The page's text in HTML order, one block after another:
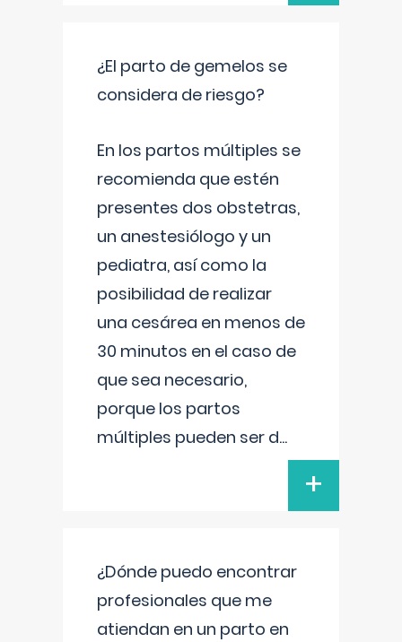
¿El parto de gemelos se
considera de riesgo?
En los partos múltiples se
recomienda que estén
presentes dos obstetras,
un anestesiólogo y un
pediatra, así como la
posibilidad de realizar
una cesárea en menos de
30 minutos en el caso de
que sea necesario,
porque los partos
múltiples pueden ser d...
+
¿Dónde puedo encontrar
profesionales que me
atiendan en un parto en